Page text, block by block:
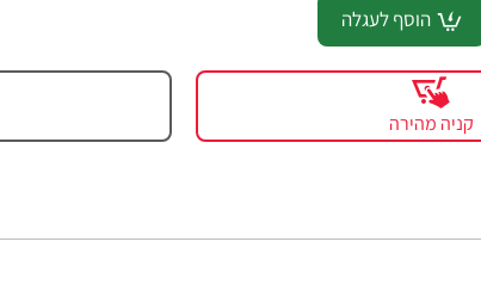
הוסף לעגלה
קניה מהירה